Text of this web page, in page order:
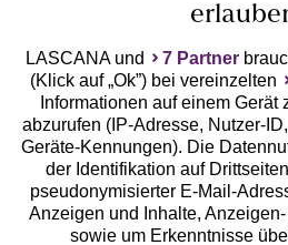
Geprüfte Sicherheit
Unsere Apps
LASCANA und 7 Partner
(Klick auf „Ok”) bei vereinzelten
Informationen auf einem
abzurufen (IP-Adresse, Nutzer-
Geräte-Kennungen). Die
der Identifikation auf
pseudonymisierter E-Mail-
Anzeigen und Inhalte,
sowie um Erkenntnisse